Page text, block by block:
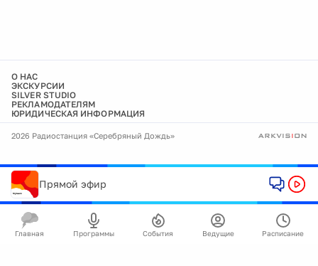
О НАС
ЭКСКУРСИИ
SILVER STUDIO
РЕКЛАМОДАТЕЛЯМ
ЮРИДИЧЕСКАЯ ИНФОРМАЦИЯ
2026 Радиостанция «Серебряный Дождь»
Прямой эфир
Главная Программы События Ведущие Расписание